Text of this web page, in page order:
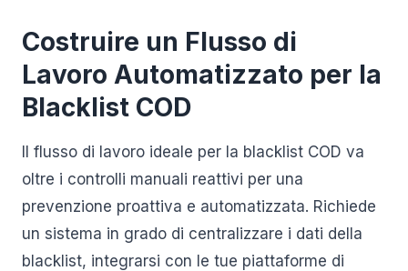
Costruire un Flusso di
Lavoro Automatizzato per la
Blacklist COD
Il flusso di lavoro ideale per la blacklist COD va
oltre i controlli manuali reattivi per una
prevenzione proattiva e automatizzata. Richiede
un sistema in grado di centralizzare i dati della
blacklist, integrarsi con le tue piattaforme di